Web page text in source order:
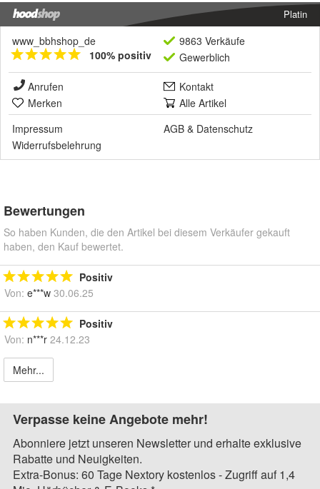
Platin
www_bbhshop_de
100% positiv
9863 Verkäufe
Gewerblich
Anrufen
Kontakt
Merken
Alle Artikel
Impressum
AGB & Datenschutz
Widerrufsbelehrung
Bewertungen
So haben Kunden, die den Artikel bei diesem Verkäufer gekauft
haben, den Kauf bewertet.
Positiv
Von: e***w 30.06.25
Positiv
Von: n***r 24.12.23
Mehr...
Verpasse keine Angebote mehr!
Abonniere jetzt unseren Newsletter und erhalte exklusive
Rabatte und Neuigkeiten.
Extra-Bonus: 60 Tage Nextory kostenlos - Zugriff auf 1,4